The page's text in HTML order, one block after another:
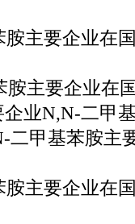
主要企业在
胺主要企业在
业N,N-二甲
二甲基苯胺主
主要企业在